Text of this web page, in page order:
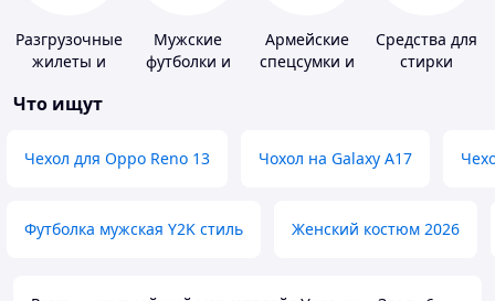
Разгрузочные
жилеты и
без плит
Мужские
футболки и
Армейские
спецсумки и
Средства для
стирки
Что ищут
Чехол для Oppo Reno 13 Чохол на Galaxy A17
Футболка мужская Y2K стиль Женский костюм 2026